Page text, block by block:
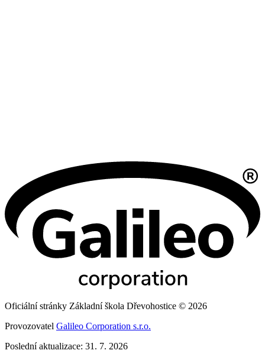
Oficiální stránky Základní škola Dřevohostice © 2026
Provozovatel Galileo Corporation s.r.o.
Poslední aktualizace: 31. 7. 2026